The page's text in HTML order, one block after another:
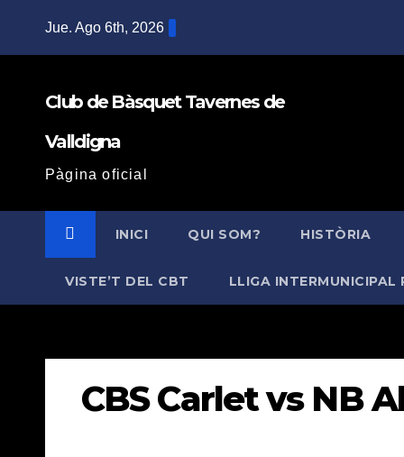
Jue. Ago 6th, 2026
Club de Bàsquet Tavernes de
Valldigna
Pàgina oficial
INICI QUI SOM? HISTÒRIA
VISTE’T DEL CBT LLIGA INTERMUNICIPAL
CBS Carlet vs NB